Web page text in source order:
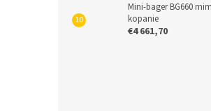
Mini-bager BG660
kopanie
€4 661,70